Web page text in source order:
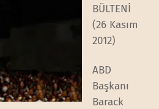
BÜLTENİ
(26 Kasım
2012)
ABD
Başkanı
Barack